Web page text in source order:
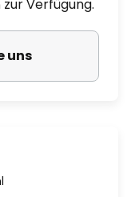
Verfügung.
uns